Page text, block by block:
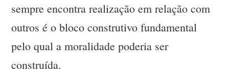
sempre encontra realização em relação com
outros é o bloco construtivo fundamental
pelo qual a moralidade poderia ser
construída.